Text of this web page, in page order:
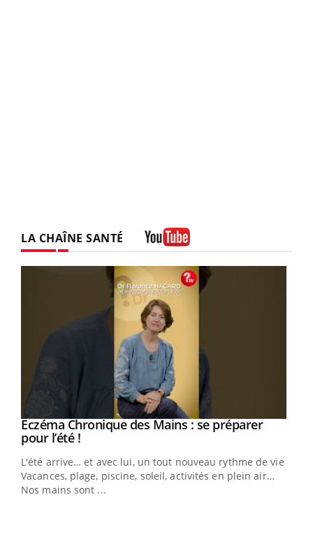
LA CHAÎNE SANTÉ
Youtube
Eczéma Chronique des Mains : se préparer
pour l’été !Youtube
L'été arrive… et avec lui, un tout nouveau rythme de vie !
Vacances, plage, piscine, soleil, activités en plein air…
Nos mains sont ...
Youtube
Diabète & Ramadan 2026Youtube
Le Ramadan approche, et, pour de nombreuses
personnes atteintes de diabète, c'est une période de
questions, de défis, mais ...